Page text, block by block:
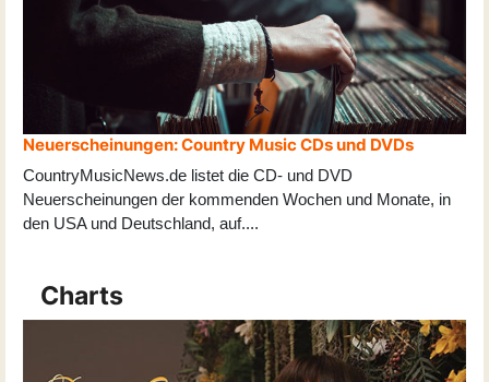
Neuerscheinungen: Country Music CDs und DVDs
CountryMusicNews.de listet die CD- und DVD
Neuerscheinungen der kommenden Wochen und Monate, in
den USA und Deutschland, auf....
Charts